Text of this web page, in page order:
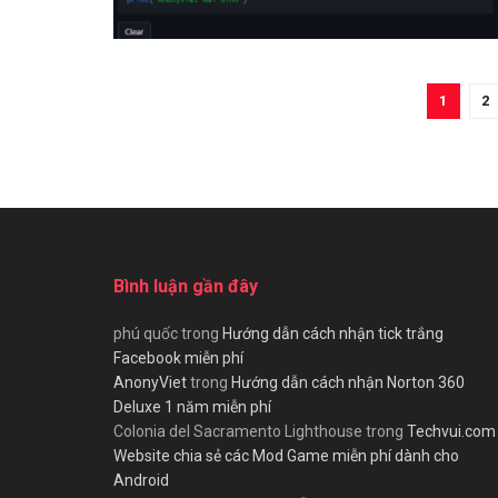
1 2
Bình luận gần đây
phú quốctrong Hướng dẫn cách nhận tick trắng
Facebook miễn phí
AnonyViettrong Hướng dẫn cách nhận Norton 360
Deluxe 1 năm miễn phí
Colonia del Sacramento Lighthouse trong
Website chia sẻ các Mod Game miễn phí dành cho
Android